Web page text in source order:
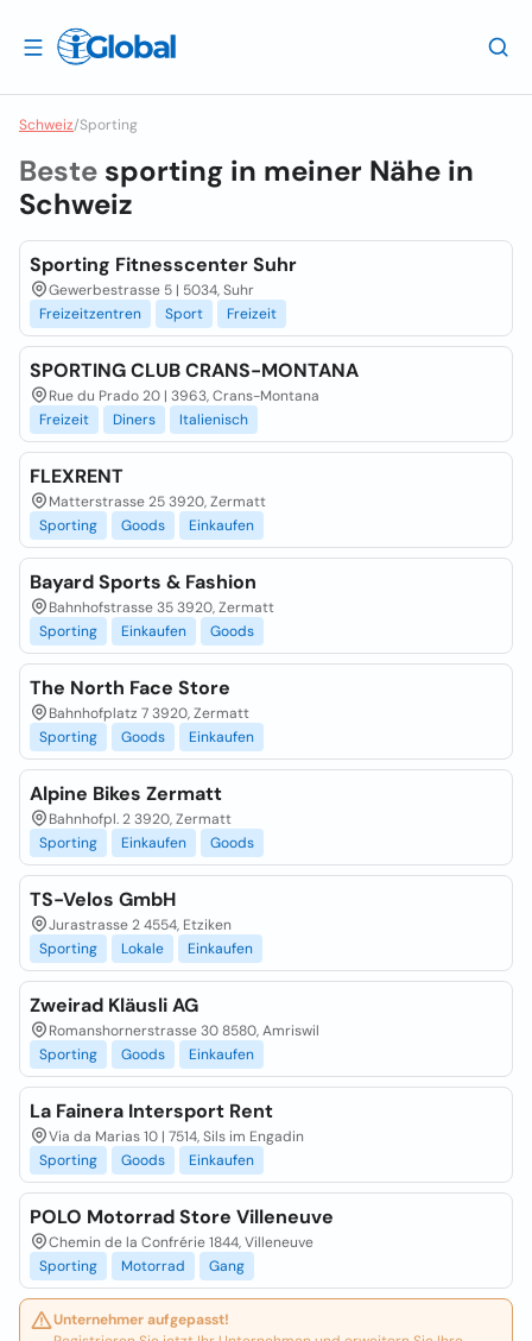
Schweiz/Sporting
Beste sporting in meiner Nähe in
Schweiz
Sporting Fitnesscenter Suhr
Gewerbestrasse 5 | 5034, Suhr
Freizeitzentren
Sport Freizeit
SPORTING CLUB CRANS-MONTANA
Rue du Prado 20 | 3963, Crans-Montana
Freizeit
Diners Italienisch
FLEXRENT
Matterstrasse 25 3920, Zermatt
Sporting
Goods Einkaufen
Bayard Sports & Fashion
Bahnhofstrasse 35 3920, Zermatt
Sporting
Einkaufen Goods
The North Face Store
Bahnhofplatz 7 3920, Zermatt
Sporting
Goods Einkaufen
Alpine Bikes Zermatt
Bahnhofpl. 2 3920, Zermatt
Sporting
Einkaufen Goods
TS-Velos GmbH
Jurastrasse 2 4554, Etziken
Sporting
Lokale Einkaufen
Zweirad Kläusli AG
Romanshornerstrasse 30 8580, Amriswil
Sporting
Goods Einkaufen
La Fainera Intersport Rent
Via da Marias 10 | 7514, Sils im Engadin
Sporting
Goods Einkaufen
POLO Motorrad Store Villeneuve
Chemin de la Confrérie 1844, Villeneuve
Sporting
Motorrad Gang
Unternehmer aufgepasst!